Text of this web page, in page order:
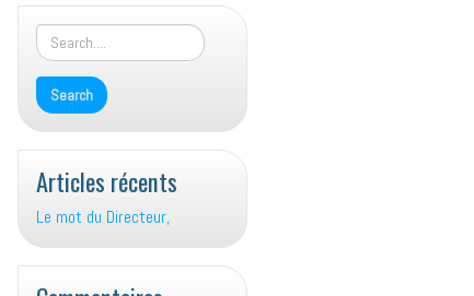
Articles récents
Le mot du Directeur,